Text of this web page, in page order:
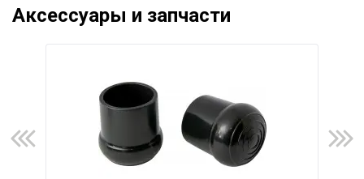
Аксессуары и запчасти